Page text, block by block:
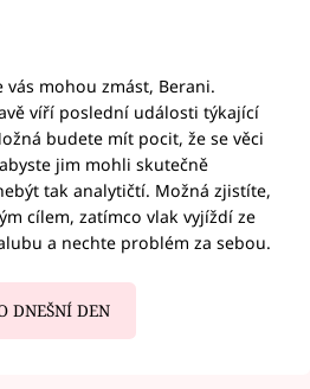
mohou zmást, Berani.
víří poslední události týkající
budete mít pocit, že se věci
jim mohli skutečně
tak analytičtí. Možná zjistíte,
cílem, zatímco vlak vyjíždí ze
a nechte problém za sebou.
DNEŠNÍ DEN